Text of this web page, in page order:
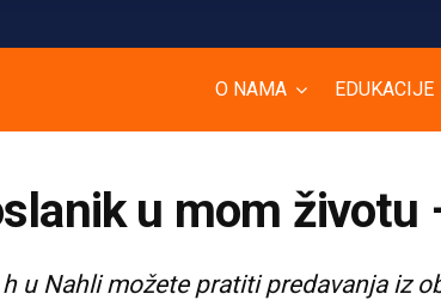
O NAMA EDUKACIJE
u mom
u Nahli možete pratiti predavanja iz